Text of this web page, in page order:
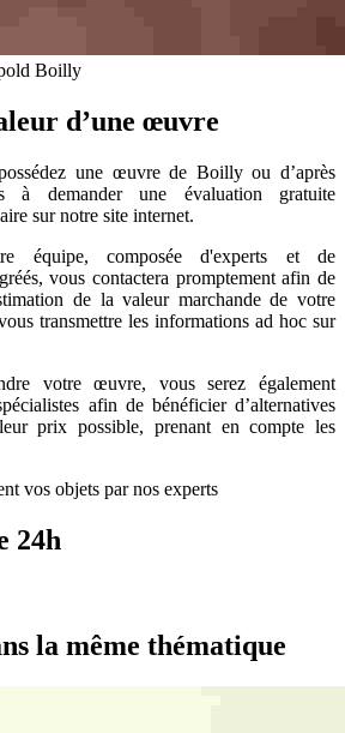
Boilly
d’une œuvre
une œuvre de Boilly ou d’après
à demander une évaluation gratuite
sur notre site internet.
équipe, composée d'experts et de
vous contactera promptement afin de
de la valeur marchande de votre
transmettre les informations ad hoc sur
votre œuvre, vous serez également
afin de bénéficier d’alternatives
prix possible, prenant en compte les
vos objets par nos experts
24h
la même thématique